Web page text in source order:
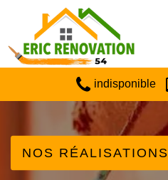
indisponible
NOS RÉALISATIONS